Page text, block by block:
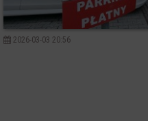
2026-03-03 20:56